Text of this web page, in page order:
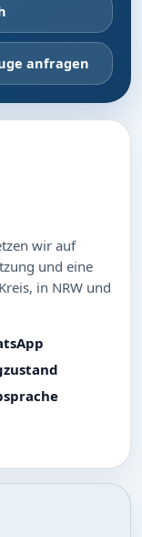
anfragen
wir auf
und eine
in NRW und